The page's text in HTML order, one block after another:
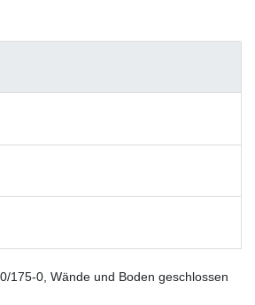
175-0, Wände und Boden geschlossen